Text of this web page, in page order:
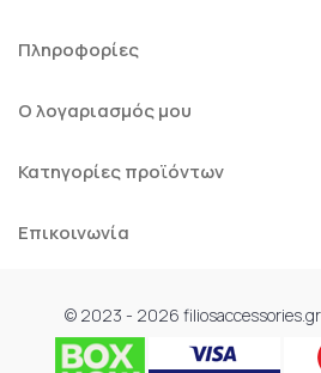
Πληροφορίες
Ο λογαριασμός μου
Κατηγορίες προϊόντων
Επικοινωνία
© 2023 - 2026